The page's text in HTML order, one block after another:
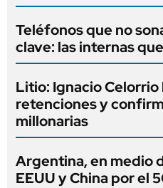
Teléfonos que no
clave: las internas
Litio: Ignacio
retenciones y
millonarias
Argentina, en medio
EEUU y China por el